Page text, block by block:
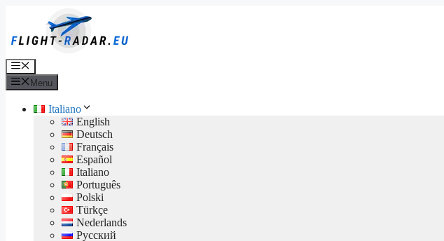
contenuto
Menu
Menu
Italiano
English
Deutsch
Français
Español
Italiano
Português
Polski
Türkçe
Nederlands
Русский